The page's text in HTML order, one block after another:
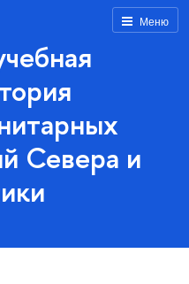
Меню
Севера и